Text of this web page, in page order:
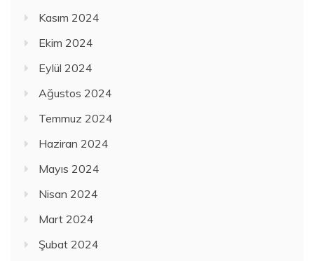
Kasım 2024
Ekim 2024
Eylül 2024
Ağustos 2024
Temmuz 2024
Haziran 2024
Mayıs 2024
Nisan 2024
Mart 2024
Şubat 2024